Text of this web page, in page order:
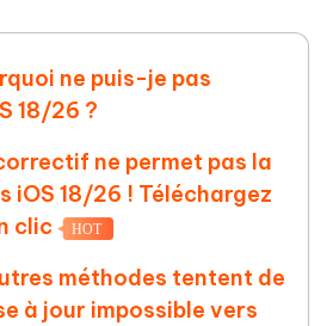
ne puis-je pas
18/26 ?
ne permet pas la
iOS 18/26 ! Téléchargez
clic
HOT
méthodes tentent de
à jour impossible vers